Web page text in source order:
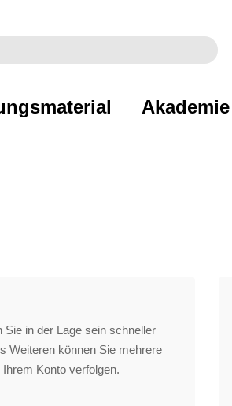
eingeben
Akademie
in der Lage sein schneller
Weiteren können Sie mehrere
Konto verfolgen.